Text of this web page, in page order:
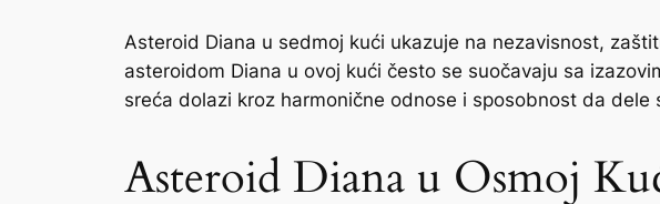
Asteroid Diana u sedmoj kući ukazuje na nezavisnost,
asteroidom Diana u ovoj kući često se suočavaju sa
sreća dolazi kroz harmonične odnose i sposobnost da
Asteroid Diana u Osmoj